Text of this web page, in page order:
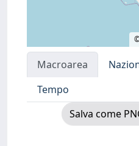
Macroarea
Tempo
Salva come